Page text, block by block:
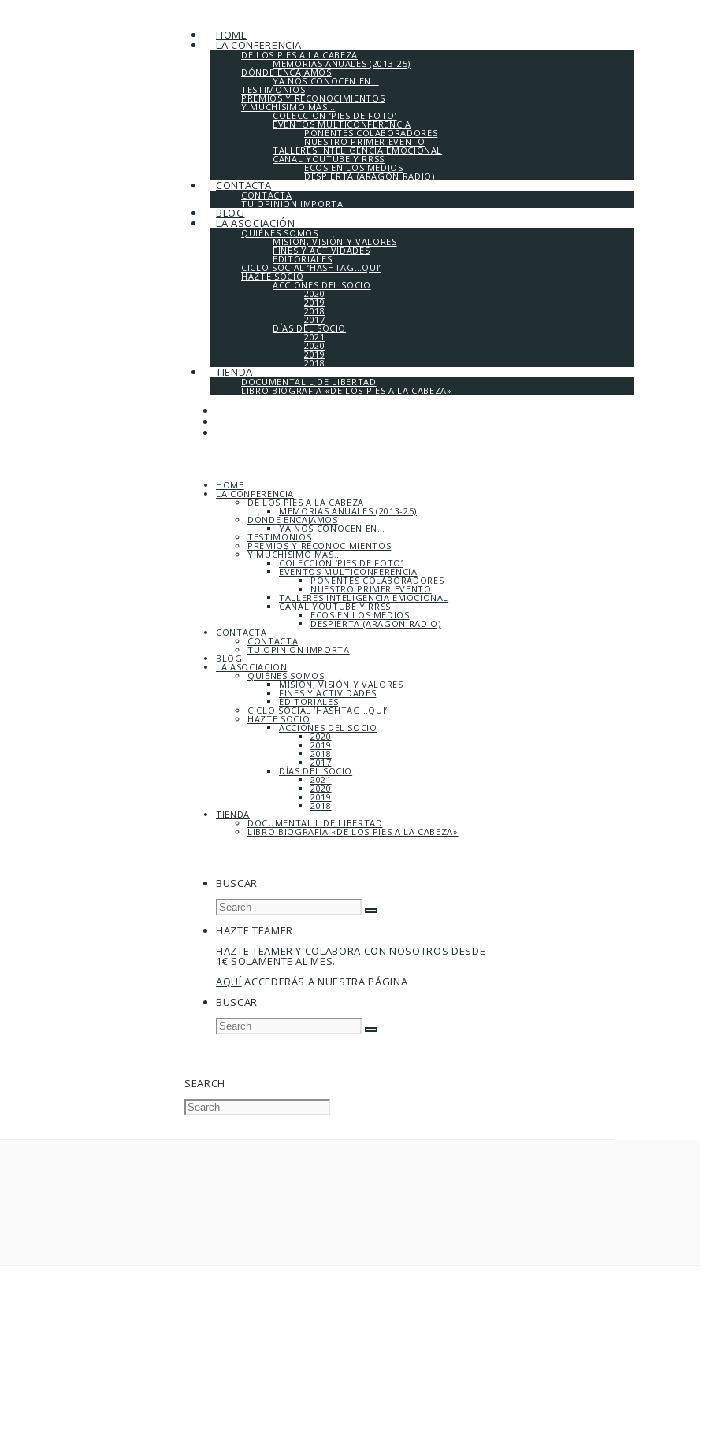
HOME
LA CONFERENCIA
DE LOS PIES A LA CABEZA
MEMORIAS ANUALES (2013-25)
DÓNDE ENCAJAMOS
YA NOS CONOCEN EN…
TESTIMONIOS
PREMIOS Y RECONOCIMIENTOS
Y MUCHÍSIMO MÁS…
COLECCIÓN ‘PIES DE FOTO’
EVENTOS MULTICONFERENCIA
PONENTES COLABORADORES
NUESTRO PRIMER EVENTO
TALLERES INTELIGENCIA EMOCIONAL
CANAL YOUTUBE Y RRSS
ECOS EN LOS MEDIOS
DESPIERTA (ARAGÓN RADIO)
CONTACTA
CONTACTA
TU OPINIÓN IMPORTA
BLOG
LA ASOCIACIÓN
QUIÉNES SOMOS
MISIÓN, VISIÓN Y VALORES
FINES Y ACTIVIDADES
EDITORIALES
CICLO SOCIAL ‘HASHTAG…QUI’
HAZTE SOCIO
ACCIONES DEL SOCIO
2020
2019
2018
2017
DÍAS DEL SOCIO
2021
2020
2019
2018
TIENDA
DOCUMENTAL L DE LIBERTAD
LIBRO BIOGRAFÍA «DE LOS PIES A LA CABEZA»
HOME
LA CONFERENCIA
DE LOS PIES A LA CABEZA
MEMORIAS ANUALES (2013-25)
DÓNDE ENCAJAMOS
YA NOS CONOCEN EN…
TESTIMONIOS
PREMIOS Y RECONOCIMIENTOS
Y MUCHÍSIMO MÁS…
COLECCIÓN ‘PIES DE FOTO’
EVENTOS MULTICONFERENCIA
PONENTES COLABORADORES
NUESTRO PRIMER EVENTO
TALLERES INTELIGENCIA EMOCIONAL
CANAL YOUTUBE Y RRSS
ECOS EN LOS MEDIOS
DESPIERTA (ARAGÓN RADIO)
CONTACTA
CONTACTA
TU OPINIÓN IMPORTA
BLOG
LA ASOCIACIÓN
QUIÉNES SOMOS
MISIÓN, VISIÓN Y VALORES
FINES Y ACTIVIDADES
EDITORIALES
CICLO SOCIAL ‘HASHTAG…QUI’
HAZTE SOCIO
ACCIONES DEL SOCIO
2020
2019
2018
2017
DÍAS DEL SOCIO
2021
2020
2019
2018
TIENDA
DOCUMENTAL L DE LIBERTAD
LIBRO BIOGRAFÍA «DE LOS PIES A LA CABEZA»
BUSCAR
HAZTE TEAMER
HAZTE TEAMER Y COLABORA CON NOSOTROS DESDE
1€ SOLAMENTE AL MES.
AQUÍACCEDERÁS A NUESTRA PÁGINA
BUSCAR
SEARCH